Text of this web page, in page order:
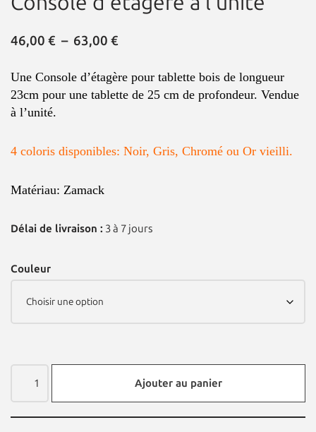
46,00 € – 63,00 €
Une Console d’étagère pour tablette bois de longueur
23cm pour une tablette de 25 cm de profondeur. Vendue
à l’unité.
4 coloris disponibles: Noir, Gris, Chromé ou Or vieilli.
Matériau: Zamack
Délai de livraison : 3 à 7 jours
Couleur
Ajouter au panier